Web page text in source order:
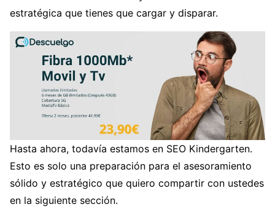
estratégica que tienes que cargar y disparar.
Hasta ahora, todavía estamos en SEO Kindergarten.
Esto es solo una preparación para el asesoramiento
sólido y estratégico que quiero compartir con ustedes
en la siguiente sección.